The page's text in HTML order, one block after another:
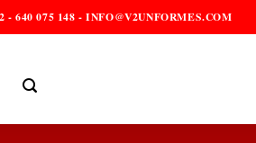
640 075 148 - INFO@V2UNFORMES.COM